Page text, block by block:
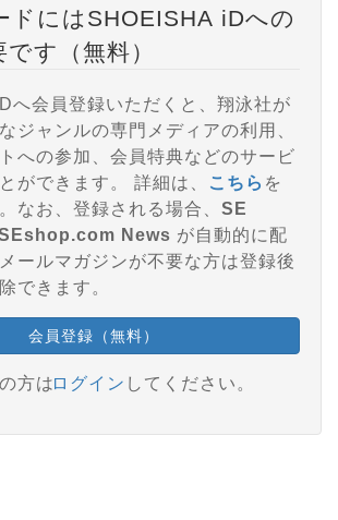
ドにはSHOEISHA iDへの
す（無料）
へ会員登録いただくと、翔泳社が
ジャンルの専門メディアの利用、
への参加、会員特典などのサービ
スを受けることができます。 詳細は、
こちら を
なお、登録される場合、 SE
News が自動的に配
ールマガジンが不要な方は登録後
できます。
会員登録（無料）
方はログイン してください。